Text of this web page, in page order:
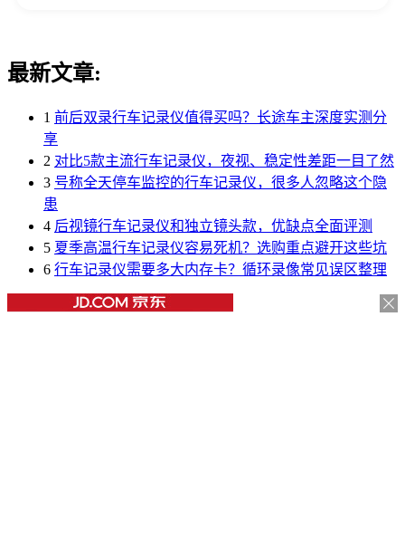
最新文章:
1 前后双录行车记录仪值得买吗？长途车主深度实测分
享
2 对比5款主流行车记录仪，夜视、稳定性差距一目了然
3 号称全天停车监控的行车记录仪，很多人忽略这个隐
患
4 后视镜行车记录仪和独立镜头款，优缺点全面评测
5 夏季高温行车记录仪容易死机？选购重点避开这些坑
6 行车记录仪需要多大内存卡？循环录像常见误区整理